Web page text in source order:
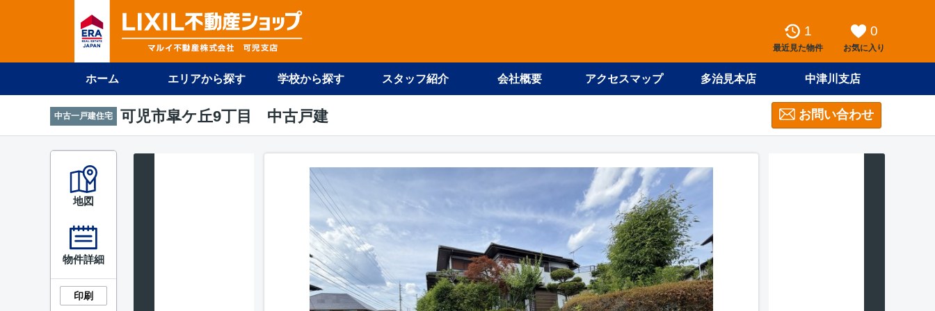
1
最近見た物件
0
お気に入り
ホーム エリアから探す 学校から探す スタッフ紹介 会社概要 アクセスマップ 多治見本店 中津川支店
中古一戸建住宅 可児市皐ケ丘9丁目 中古戸建 お問い合わせ
地図
物件詳細
印刷